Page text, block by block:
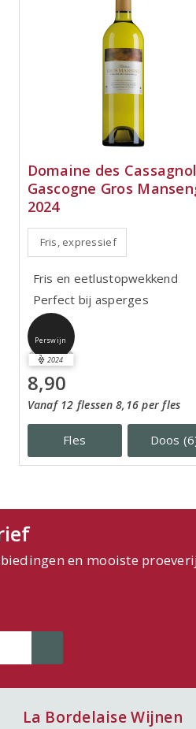
Domaine des
Gascogne Gros
2024
Fris, expressief
Fris en eetlustopwekkend
Perfect bij asperges
Perswijn
2024
8,90
Vanaf 12 flessen 8,16 per fles
Fles Doos
en mooiste
La Bordelaise Wijnen